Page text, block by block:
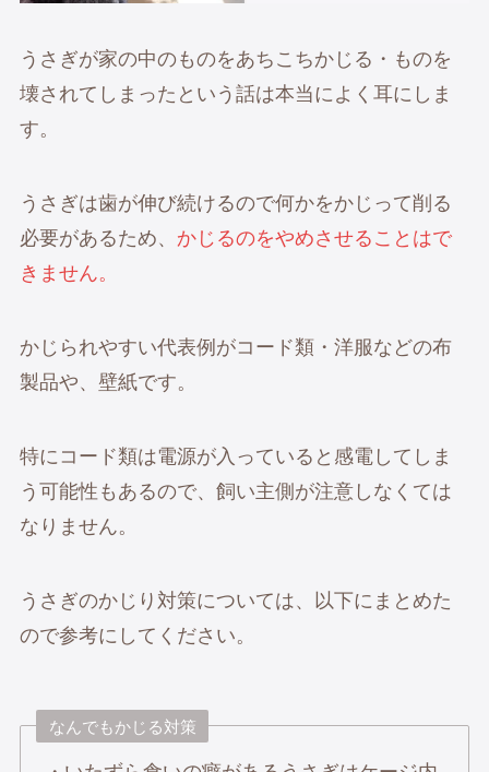
うさぎが家の中のものをあちこちかじる・ものを
壊されてしまったという話は本当によく耳にしま
す。
うさぎは歯が伸び続けるので何かをかじって削る
必要があるため、 かじるのをやめさせることはで
きません。
かじられやすい代表例がコード類・洋服などの布
製品や、壁紙です。
特にコード類は電源が入っていると感電してしま
う可能性もあるので、飼い主側が注意しなくては
なりません。
うさぎのかじり対策については、以下にまとめた
ので参考にしてください。
なんでもかじる対策